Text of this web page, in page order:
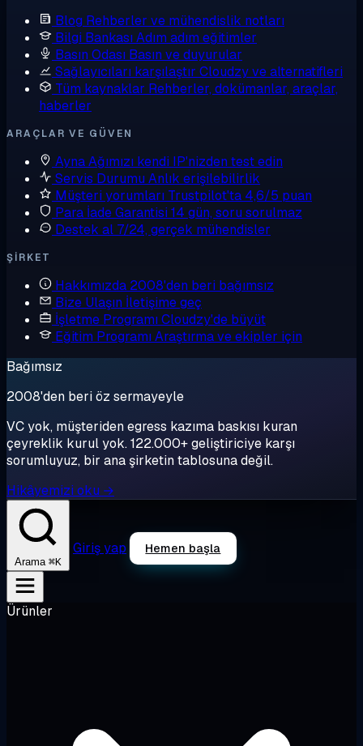
Blog Rehberler ve mühendislik notları
Bilgi Bankası Adım adım eğitimler
Basın Odası Basın ve duyurular
Sağlayıcıları karşılaştır Cloudzy ve alternatifleri
Tüm kaynaklar Rehberler, dokümanlar, araçlar,
haberler
ARAÇLAR VE GÜVEN
AynaAğımızı kendi IP'nizden test edin
Servis Durumu Anlık erişilebilirlik
Müşteri yorumları Trustpilot'ta 4,6/5 puan
Para İade Garantisi 14 gün, soru sorulmaz
Destek al 7/24, gerçek mühendisler
ŞIRKET
Hakkımızda 2008'den beri bağımsız
Bize Ulaşın İletişime geç
İşletme Programı Cloudzy'de büyüt
Eğitim Programı Araştırma ve ekipler için
Bağımsız
2008'den beri öz sermayeyle
VC yok, müşteriden egress kazıma baskısı kuran
çeyreklik kurul yok. 122.000+ geliştiriciye karşı
sorumluyuz, bir ana şirketin tablosuna değil.
Hikâyemizi oku →
Arama ⌘K
Giriş yap Hemen başla
Ürünler